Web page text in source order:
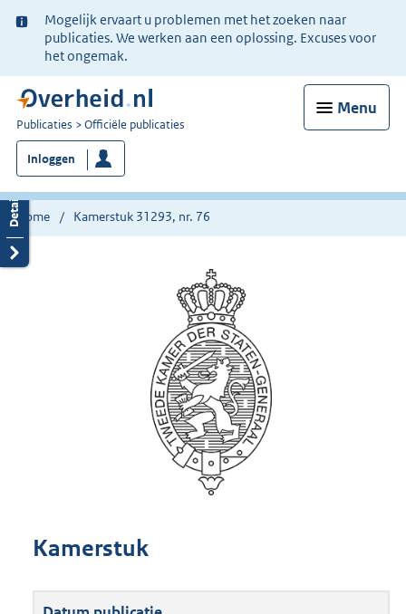
Ter
informatie:
Mogelijk ervaart u problemen met het zoeken naar
publicaties. We werken aan een oplossing. Excuses voor
het ongemak.
Menu
U
bent
nu
hier:
Publicaties Officiële publicaties
Inloggen
Home Kamerstuk 31293, nr. 76
Kamerstuk